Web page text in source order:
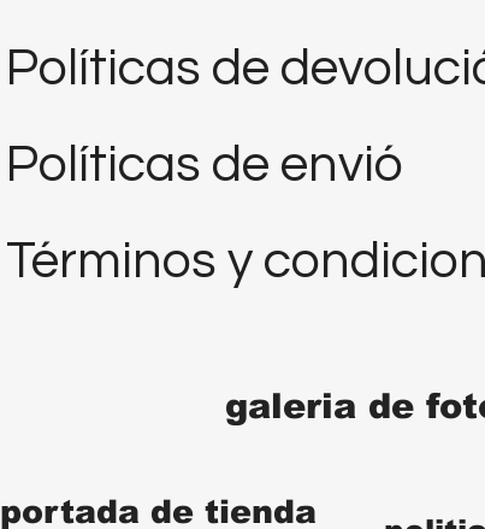
Políticas de
Políticas de envió
Términos y
galeria de
portada de tienda